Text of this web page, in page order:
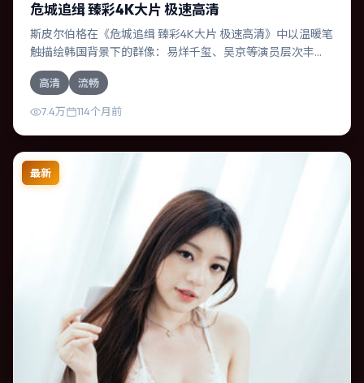
危城追缉 臻彩4K大片 极速高清
斯皮尔伯格在《危城追缉 臻彩4K大片 极速高清》中以温暖笔
触描绘韩国背景下的群像：易烊千玺、吴京等演员层次丰
富。作为一部悬疑作品，故事从日常裂缝切入，逐步推向不
可逆转的结局；视听语言统一，情感落点克制有力。
高清 流畅
7.4万 114个月前
最新